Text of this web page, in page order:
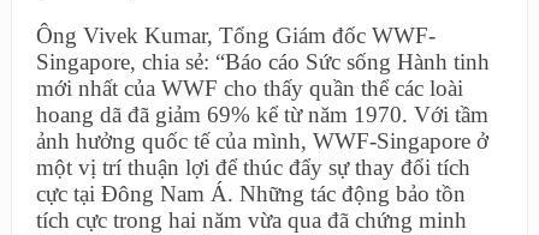
Ông Vivek Kumar, Tổng Giám đốc WWF-
Singapore, chia sẻ: “Báo cáo Sức sống Hành tinh
mới nhất của WWF cho thấy quần thể các loài
hoang dã đã giảm 69% kể từ năm 1970. Với tầm
ảnh hưởng quốc tế của mình, WWF-Singapore ở
một vị trí thuận lợi để thúc đẩy sự thay đổi tích
cực tại Đông Nam Á. Những tác động bảo tồn
tích cực trong hai năm vừa qua đã chứng minh